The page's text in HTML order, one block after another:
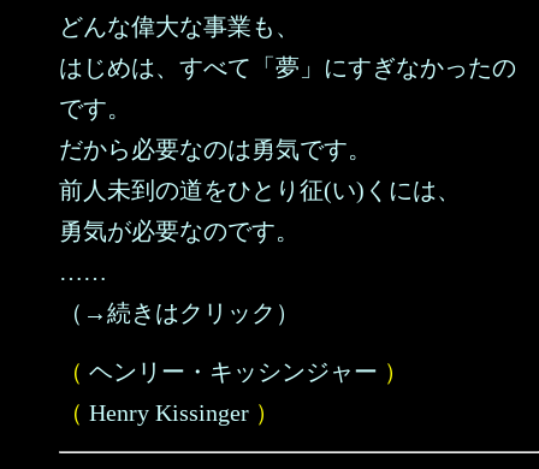
どんな偉大な事業も、
はじめは、すべて「夢」にすぎなかったの
です。
だから必要なのは勇気です。
前人未到の道をひとり征(い)くには、
勇気が必要なのです。
……
（→続きはクリック）
（ ヘンリー・キッシンジャー ）
（ Henry Kissinger ）